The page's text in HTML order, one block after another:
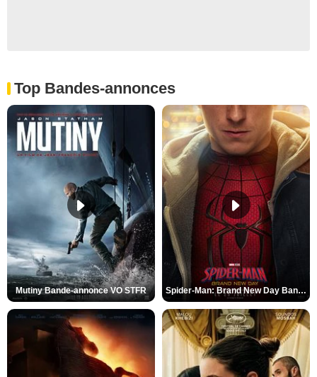
Top Bandes-annonces
Mutiny Bande-annonce VO STFR Spider-Man: Brand New Day Bande-annonce VO STFR